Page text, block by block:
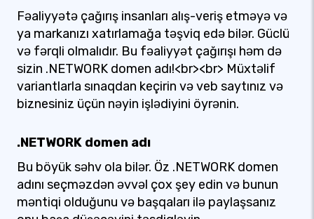
Fəaliyyətə çağırış insanları alış-veriş etməyə və
ya markanızı xatırlamağa təşviq edə bilər. Güclü
və fərqli olmalıdır. Bu fəaliyyət çağırışı həm də
sizin .NETWORK domen adı!<br><br> Müxtəlif
variantlarla sınaqdan keçirin və veb saytınız və
biznesiniz üçün nəyin işlədiyini öyrənin.
.NETWORK domen adı
Bu böyük səhv ola bilər. Öz .NETWORK domen
adını seçməzdən əvvəl çox şey edin və bunun
məntiqi olduğunu və başqaları ilə paylaşsanız